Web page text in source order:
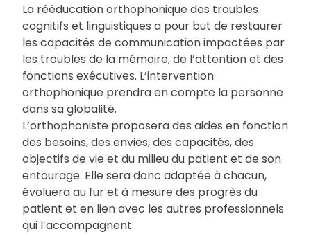
La rééducation orthophonique des troubles
cognitifs et linguistiques a pour but de restaurer
les capacités de communication impactées par
les troubles de la mémoire, de l’attention et des
fonctions exécutives. L’intervention
orthophonique prendra en compte la personne
dans sa globalité.
L’orthophoniste proposera des aides en fonction
des besoins, des envies, des capacités, des
objectifs de vie et du milieu du patient et de son
entourage. Elle sera donc adaptée à chacun,
évoluera au fur et à mesure des progrès du
patient et en lien avec les autres professionnels
qui l’accompagnent.